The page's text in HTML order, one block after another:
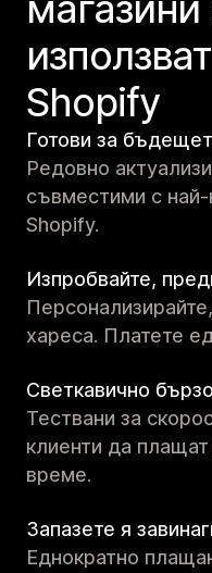
Shopify
Готови за
Редовно
съвместими с най-
Shopify.
Изпробвайте,
хареса. Платете
Светкавично
Тествани за
клиенти да
време.
Запазете я
Еднократно